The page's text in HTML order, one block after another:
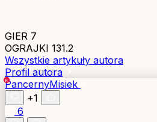
GIER 7
OGRAJKI 131.2
Wszystkie artykuły autora
Profil autora
PancernyMisiek
+1
6